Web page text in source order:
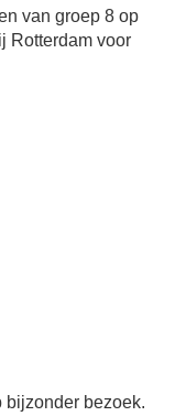
van groep 8 op
Rotterdam voor
bijzonder bezoek.